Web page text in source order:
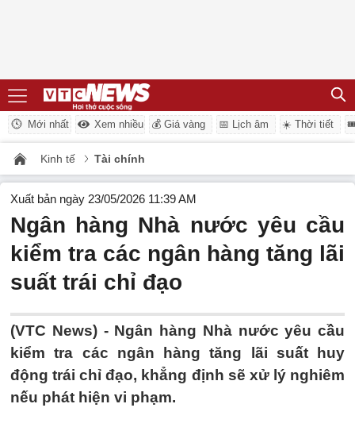
Mới nhất Xem nhiều 💰 Giá vàng 📅 Lịch âm ☀️ Thời tiết
Kinh tế Tài chính
Xuất bản ngày 23/05/2026 11:39 AM
Ngân hàng Nhà nước yêu cầu
kiểm tra các ngân hàng tăng lãi
suất trái chỉ đạo
(VTC News) - Ngân hàng Nhà nước yêu cầu
kiểm tra các ngân hàng tăng lãi suất huy
động trái chỉ đạo, khẳng định sẽ xử lý nghiêm
nếu phát hiện vi phạm.